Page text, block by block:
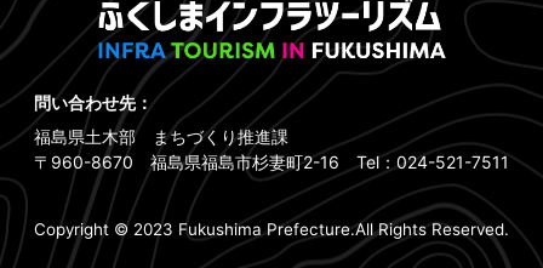
問い合わせ先：
福島県土木部 まちづくり推進課
〒960-8670 福島県福島市杉妻町2-16 Tel：024-521-7511
Copyright © 2023 Fukushima Prefecture.All Rights Reserved.